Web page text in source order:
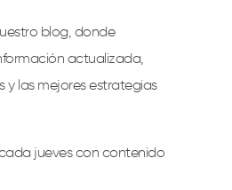
blog, donde
actualizada,
y las mejores estrategias
cada jueves con contenido